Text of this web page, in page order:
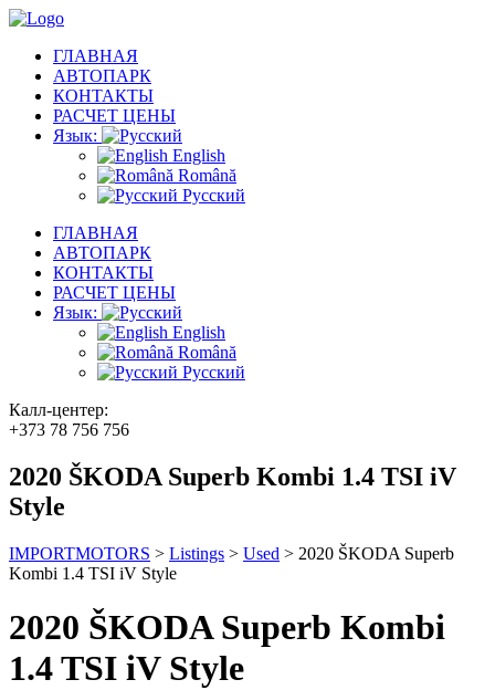
ГЛАВНАЯ
АВТОПАРК
КОНТАКТЫ
РАСЧЕТ ЦЕНЫ
Язык:
English
Română
Русский
ГЛАВНАЯ
АВТОПАРК
КОНТАКТЫ
РАСЧЕТ ЦЕНЫ
Язык:
English
Română
Русский
Калл-центер:
+373 78 756 756
2020 ŠKODA Superb Kombi 1.4 TSI iV
Style
IMPORTMOTORS > Listings > Used > 2020 ŠKODA Superb
Kombi 1.4 TSI iV Style
2020 ŠKODA Superb Kombi
1.4 TSI iV Style